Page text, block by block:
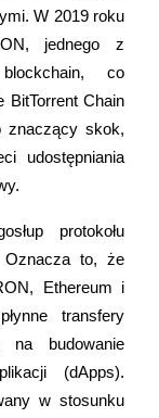
zabezpieczenie
W 2019 roku
jednego z
co
BitTorrent Chain
znaczący skok,
udostępniania
protokołu
Oznacza to, że
Ethereum i
transfery
na budowanie
(dApps).
w stosunku